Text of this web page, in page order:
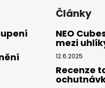
Články
NEO
mezi
12.6.2025
Recenze